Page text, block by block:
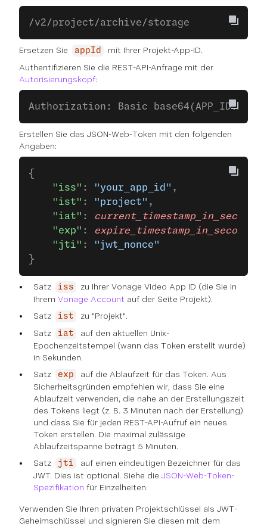
/v2/project/archive/storage
Ersetzen Sie appId
mit Ihrer Projekt-App-ID.
Authentifizieren Sie die REST-API-Anfrage mit der
Autorisierungskopf:
Authorization: Basic
Erstellen Sie das JSON-Web-Token mit den folgenden
Angaben:
{
    "iss"
: "your_app_id" ,
    "ist"
: "project" ,
    "iat"
: current_timestamp_in_seconds
    "exp"
: expire_timestamp_in_seconds
    "jti"
:
"jwt_nonce"
}
Satz iss
zu Ihrer Vonage Video App ID (die Sie in
Ihrem Vonage Account auf der Seite Projekt).
Satz
ist
zu "Projekt".
Satz
iat
auf den aktuellen Unix-
Epochenzeitstempel (wann das Token erstellt wurde)
in Sekunden.
Satz
exp
auf die Ablaufzeit für das Token. Aus
Sicherheitsgründen empfehlen wir, dass Sie eine
Ablaufzeit verwenden, die nahe an der Erstellungszeit
des Tokens liegt (z. B. 3 Minuten nach der Erstellung)
und dass Sie für jeden REST-API-Aufruf ein neues
Token erstellen. Die maximal zulässige
Ablaufzeitspanne beträgt 5 Minuten.
Satz
jti
auf einen eindeutigen Bezeichner für das
JWT. Dies ist optional. Siehe die JSON-Web-Token-
Spezifikation für Einzelheiten.
Verwenden Sie Ihren privaten Projektschlüssel als JWT-
Geheimschlüssel und signieren Sie diesen mit dem